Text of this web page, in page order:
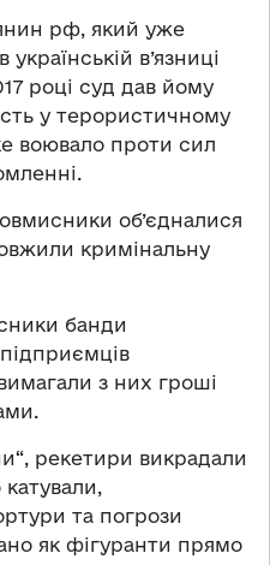
рф, який уже
в’язниці
році суд дав йому
у терористичному
воювало проти сил
об’єдналися
кримінальну
банди
з них гроші
рекетири викрадали
та погрози
як фігуранти прямо